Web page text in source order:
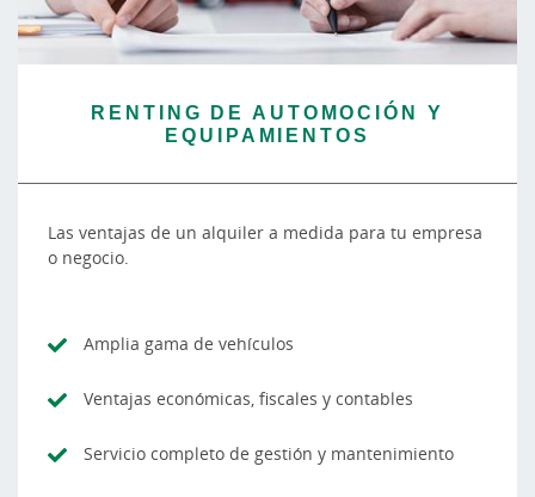
RENTING DE AUTOMOCIÓN Y
EQUIPAMIENTOS
Las ventajas de un alquiler a medida para tu empresa
o negocio.
Amplia gama de vehículos
Ventajas económicas, fiscales y contables
Servicio completo de gestión y mantenimiento